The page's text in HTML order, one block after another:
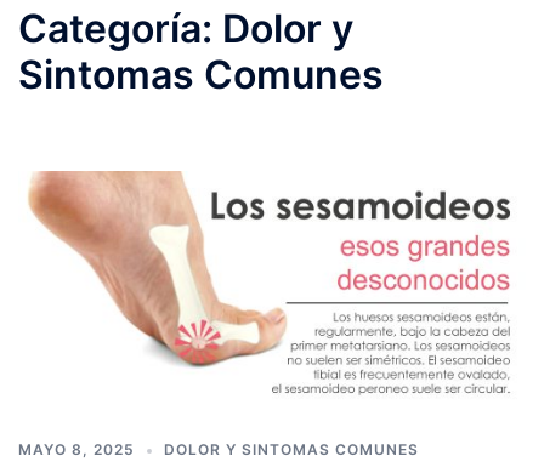
Categoría: Dolor y
Sintomas Comunes
MAYO 8, 2025 DOLOR Y SINTOMAS COMUNES